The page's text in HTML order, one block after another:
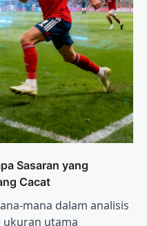
Sasaran yang
Cacat
mana dalam analisis
ukuran utama